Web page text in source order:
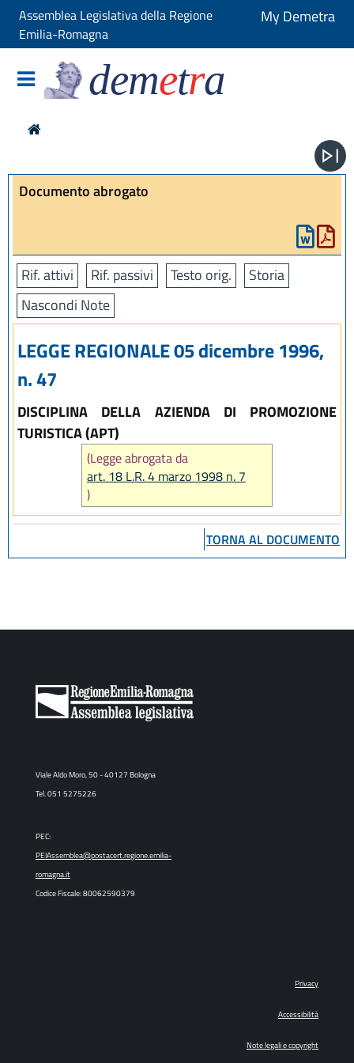
Assemblea Legislativa della Regione
Emilia-Romagna
My Demetra
demetra
Documento abrogato
Rif. attivi Rif. passivi Testo orig.
Storia
Nascondi Note
LEGGE REGIONALE 05 dicembre 1996,
n. 47
DISCIPLINA DELLA AZIENDA DI PROMOZIONE
TURISTICA (APT)
(Legge abrogata da
art. 18 L.R. 4 marzo 1998 n. 7
)
TORNA AL DOCUMENTO
Viale Aldo Moro, 50 - 40127 Bologna
Tel. 051 5275226
PEC:
PEIAssemblea@postacert.regione.emilia-
romagna.it
Codice Fiscale: 80062590379
Privacy
Accessibilità
Note legali e copyright